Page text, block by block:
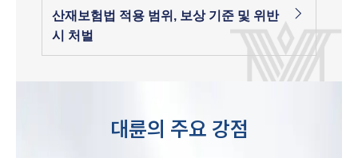
산재보험법 적용 범위, 보상 기준 및 위반
시 처벌
대륜의 주요 강점